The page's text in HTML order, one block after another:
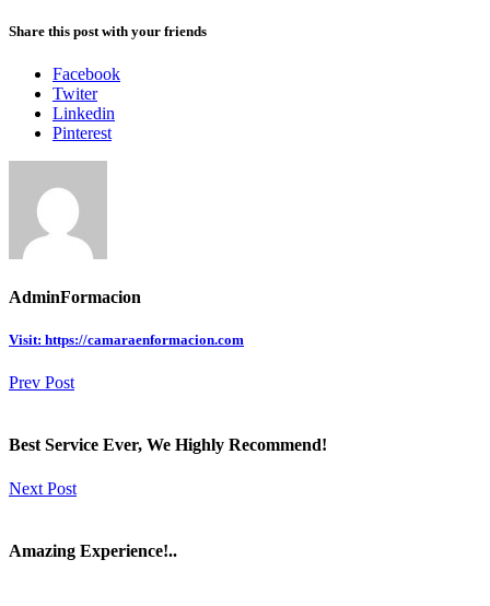
Share this post with your friends
Facebook
Twiter
Linkedin
Pinterest
AdminFormacion
Visit: https://camaraenformacion.com
Prev Post
Best Service Ever, We Highly Recommend!
Next Post
Amazing Experience!..